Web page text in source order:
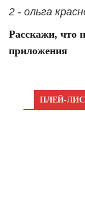
2 - ольга
Расскажи, что
приложения
ПЛЕЙ-